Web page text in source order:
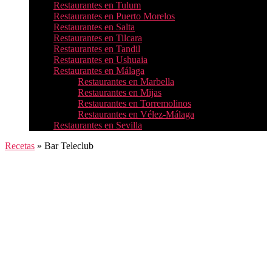
Restaurantes en Tulum
Restaurantes en Puerto Morelos
Restaurantes en Salta
Restaurantes en Tilcara
Restaurantes en Tandil
Restaurantes en Ushuaia
Restaurantes en Málaga
Restaurantes en Marbella
Restaurantes en Mijas
Restaurantes en Torremolinos
Restaurantes en Vélez-Málaga
Restaurantes en Sevilla
Recetas » Bar Teleclub